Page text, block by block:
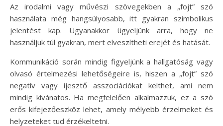
Az irodalmi vagy művészi szövegekben a „fojt” szó
használata még hangsúlyosabb, itt gyakran szimbolikus
jelentést kap. Ugyanakkor ügyeljünk arra, hogy ne
használjuk túl gyakran, mert elveszítheti erejét és hatását.
Kommunikáció során mindig figyeljünk a hallgatóság vagy
olvasó értelmezési lehetőségeire is, hiszen a „fojt” szó
negatív vagy ijesztő asszociációkat kelthet, ami nem
mindig kívánatos. Ha megfelelően alkalmazzuk, ez a szó
erős kifejezőeszköz lehet, amely mélyebb érzelmeket és
helyzeteket tud érzékeltetni.